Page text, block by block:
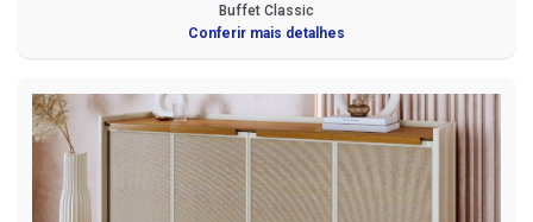
Buffet Classic
Conferir mais detalhes